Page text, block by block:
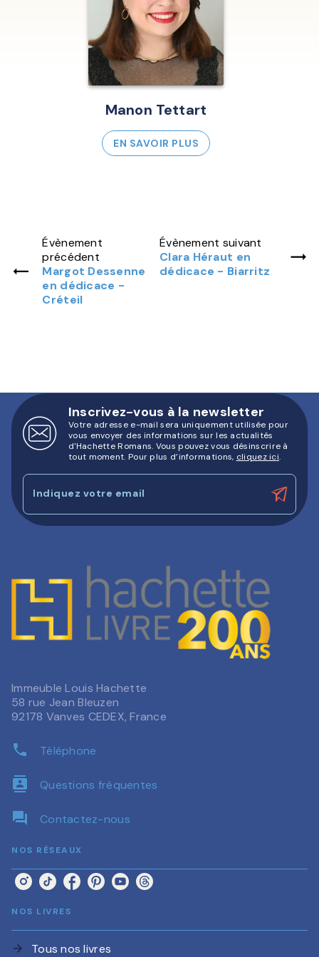
Manon Tettart
EN SAVOIR PLUS
Évènement
précédent
Margot Dessenne
en dédicace -
Créteil
Évènement suivant
Clara Héraut en
dédicace - Biarritz
Inscrivez-vous à la newsletter
Votre adresse e-mail sera uniquement utilisée pour
vous envoyer des informations sur les actualités
d'Hachette Romans. Vous pouvez vous désinscrire à
tout moment. Pour plus d’informations, cliquez ici.
Indiquez votre email
Immeuble Louis Hachette
58 rue Jean Bleuzen
92178 Vanves CEDEX, France
phone Téléphone
contacts Questions fréquentes
question_answer Contactez-nous
NOS RÉSEAUX
NOS LIVRES
arrow_forward Tous nos livres